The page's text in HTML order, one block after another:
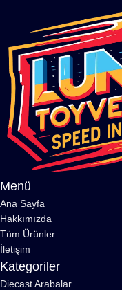
Menü
Ana Sayfa
Hakkımızda
Tüm Ürünler
İletişim
Kategoriler
Diecast Arabalar